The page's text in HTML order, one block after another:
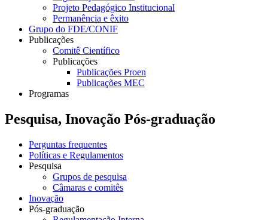
Projeto Pedagógico Institucional
Permanência e êxito
Grupo do FDE/CONIF
Publicações
Comitê Científico
Publicações
Publicações Proen
Publicações MEC
Programas
Pesquisa, Inovação Pós-graduação
Perguntas frequentes
Políticas e Regulamentos
Pesquisa
Grupos de pesquisa
Câmaras e comitês
Inovação
Pós-graduação